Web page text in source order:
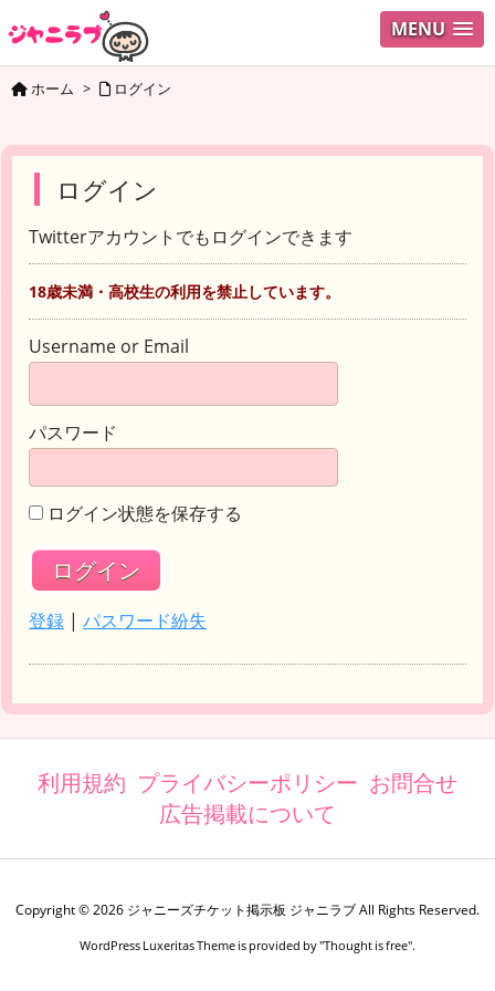
MENU
ホーム > ログイン
ログイン
Twitterアカウントでもログインできます
18歳未満・高校生の利用を禁止しています。
Username or Email
パスワード
ログイン状態を保存する
登録 | パスワード紛失
利用規約 プライバシーポリシー お問合せ
広告掲載について
Copyright ©2026 ジャニーズチケット掲示板 ジャニラブAll Rights Reserved.
WordPress Luxeritas Theme is provided by "Thought is free".